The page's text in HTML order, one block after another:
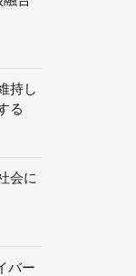
持し
る
会に
バー